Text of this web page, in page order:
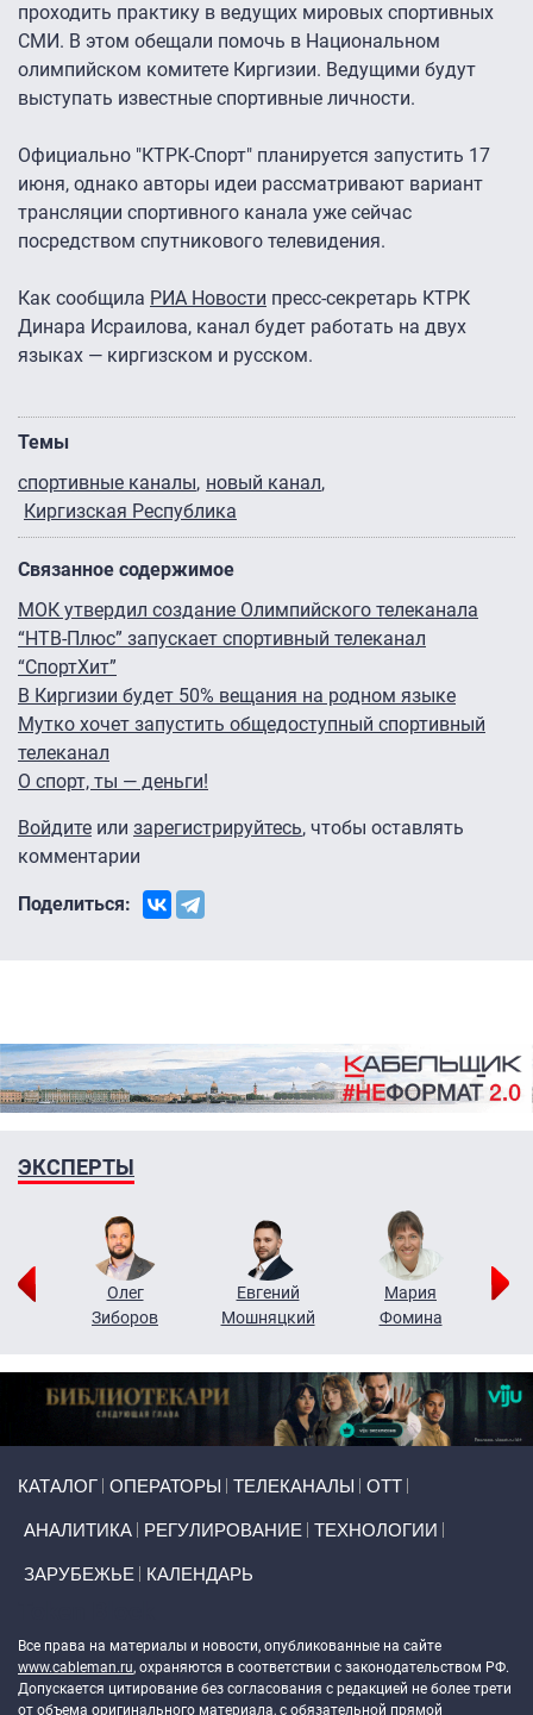
проходить практику в ведущих мировых спортивных
СМИ. В этом обещали помочь в Национальном
олимпийском комитете Киргизии. Ведущими будут
выступать известные спортивные личности.
Официально "КТРК-Спорт" планируется запустить 17
июня, однако авторы идеи рассматривают вариант
трансляции спортивного канала уже сейчас
посредством спутникового телевидения.
Как сообщила РИА Новости пресс-секретарь КТРК
Динара Исраилова, канал будет работать на двух
языках — киргизском и русском.
Темы
спортивные каналы новый канал
Киргизская Республика
Связанное содержимое
МОК утвердил создание Олимпийского телеканала
“НТВ-Плюс” запускает спортивный телеканал
“СпортХит”
В Киргизии будет 50% вещания на родном языке
Мутко хочет запустить общедоступный спортивный
телеканал
О cпорт, ты — деньги!
Войдите или зарегистрируйтесь, чтобы оставлять
комментарии
Поделиться:
ЭКСПЕРТЫ
Олег
Зиборов
Евгений
Мошняцкий
Мария
Фомина
КАТАЛОГ ОПЕРАТОРЫ ТЕЛЕКАНАЛЫ ОТТ
АНАЛИТИКА РЕГУЛИРОВАНИЕ ТЕХНОЛОГИИ
ЗАРУБЕЖЬЕ КАЛЕНДАРЬ
Все права на материалы и новости, опубликованные на сайте
www.cableman.ru, охраняются в соответствии с законодательством РФ.
Допускается цитирование без согласования с редакцией не более трети
от объема оригинального материала, с обязательной прямой